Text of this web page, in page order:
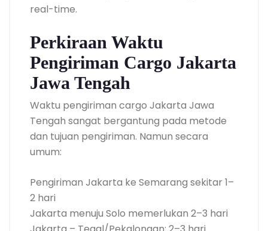
real-time.
Perkiraan Waktu
Pengiriman Cargo Jakarta
Jawa Tengah
Waktu pengiriman cargo Jakarta Jawa
Tengah sangat bergantung pada metode
dan tujuan pengiriman. Namun secara
umum:
Pengiriman Jakarta ke Semarang sekitar 1–
2 hari
Jakarta menuju Solo memerlukan 2–3 hari